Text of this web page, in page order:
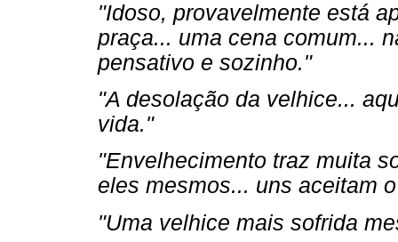
"Idoso, provavelmente está
praça... uma cena comum...
pensativo e sozinho."
"A desolação da velhice...
vida."
"Envelhecimento traz muita
eles mesmos... uns aceitam
"Uma velhice mais sofrida